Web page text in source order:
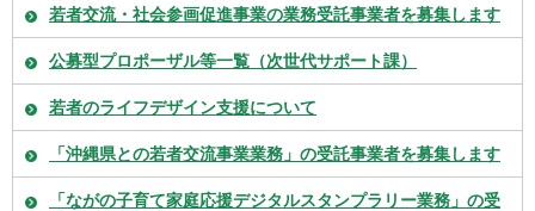
若者交流・社会参画促進事業の業務受託事業者を募集します
公募型プロポーザル等一覧（次世代サポート課）
若者のライフデザイン支援について
「沖縄県との若者交流事業業務」の受託事業者を募集します
「ながの子育て家庭応援デジタルスタンプラリー業務」の受